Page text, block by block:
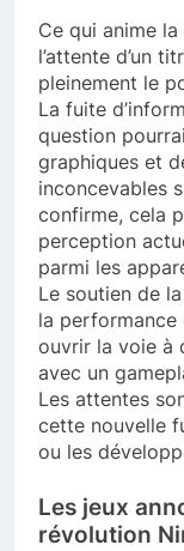
Ce qui anime
l’attente d’un
pleinement le
La fuite
question
graphiques et
inconcevables
confirme, cela
perception
parmi les
Le soutien de
la performance
ouvrir la voie à
avec un
Les attentes
cette nouvelle
ou les
Les jeux
révolution